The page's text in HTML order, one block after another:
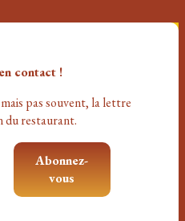
contact !
pas souvent, la lettre
restaurant.